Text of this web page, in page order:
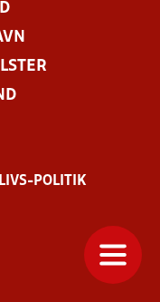
POLITIK